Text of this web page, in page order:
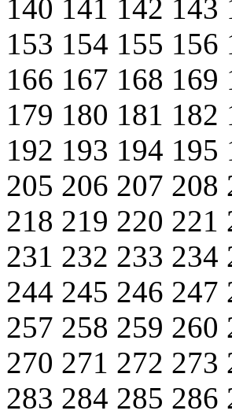
140 141 142 143
153 154 155 156
166 167 168 169
179 180 181 182
192 193 194 195
205 206 207 208
218 219 220 221
231 232 233 234
244 245 246 247
257 258 259 260
270 271 272 273
283 284 285 286